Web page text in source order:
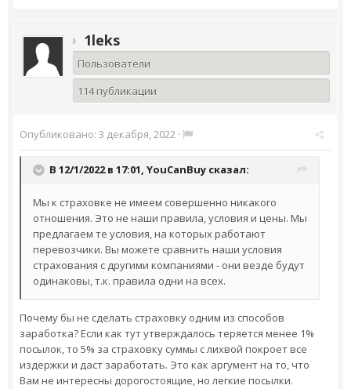
1leks
Пользователи
114 публикации
Опубликовано: 3 декабря, 2022 ·
В 12/1/2022 в 17:01, YouCanBuy сказал:
Мы к страховке не имеем совершенно никакого
отношения. Это не наши правила, условия и цены. Мы
предлагаем те условия, на которых работают
перевозчики. Вы можете сравнить наши условия
страхования с другими компаниями - они везде будут
одинаковы, т.к. правила одни на всех.
Почему бы не сделать страховку одним из способов
заработка? Если как тут утверждалось теряется менее 1%
посылок, то 5% за страховку суммы с лихвой покроет все
издержки и даст заработать. Это как аргумент на то, что
Вам не интересны дорогостоящие, но легкие посылки.